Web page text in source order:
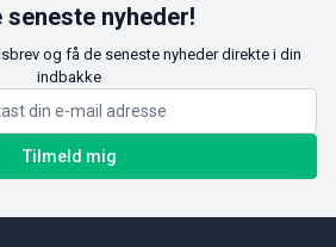
seneste nyheder!
og få de seneste nyheder direkte i din
indbakke
Tilmeld mig